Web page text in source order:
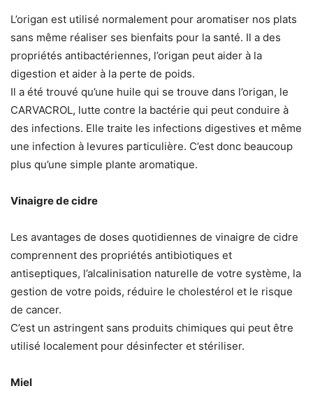
L’origan est utilisé normalement pour aromatiser nos plats
sans même réaliser ses bienfaits pour la santé. Il a des
propriétés antibactériennes, l’origan peut aider à la
digestion et aider à la perte de poids.
Il a été trouvé qu’une huile qui se trouve dans l’origan, le
CARVACROL, lutte contre la bactérie qui peut conduire à
des infections. Elle traite les infections digestives et même
une infection à levures particulière. C’est donc beaucoup
plus qu’une simple plante aromatique.
Vinaigre de cidre
Les avantages de doses quotidiennes de vinaigre de cidre
comprennent des propriétés antibiotiques et
antiseptiques, l’alcalinisation naturelle de votre système, la
gestion de votre poids, réduire le cholestérol et le risque
de cancer.
C’est un astringent sans produits chimiques qui peut être
utilisé localement pour désinfecter et stériliser.
Miel